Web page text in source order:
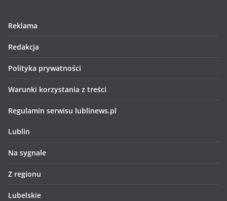
Reklama
Redakcja
Polityka prywatności
Warunki korzystania z treści
Regulamin serwisu lublinews.pl
Lublin
Na sygnale
Z regionu
Lubelskie